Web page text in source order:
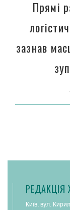
Прямі
зазнав
РЕДАКЦІЯ
Київ, вул.